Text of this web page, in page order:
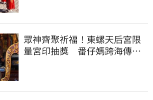
眾神齊聚祈福！東螺天后宮限
量宮印抽獎 番仔媽跨海傳慈